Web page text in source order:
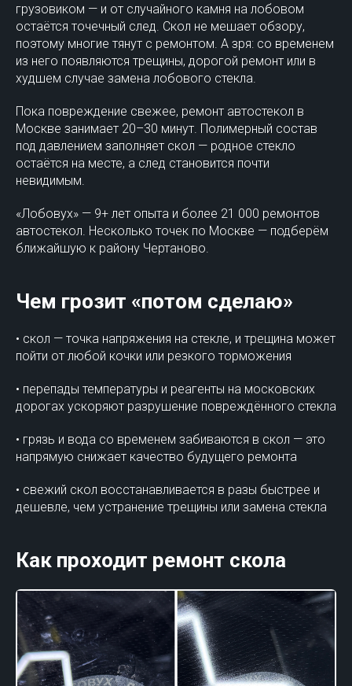
грузовиком — и от случайного камня на лобовом
остаётся точечный след. Скол не мешает обзору,
поэтому многие тянут с ремонтом. А зря: со временем
из него появляются трещины, дорогой ремонт или в
худшем случае замена лобового стекла.
Пока повреждение свежее, ремонт автостекол в
Москве занимает 20–30 минут. Полимерный состав
под давлением заполняет скол — родное стекло
остаётся на месте, а след становится почти
невидимым.
«Лобовух» — 9+ лет опыта и более 21 000 ремонтов
автостекол. Несколько точек по Москве — подберём
ближайшую к району Чертаново.
Чем грозит «потом сделаю»
• скол — точка напряжения на стекле, и трещина может
пойти от любой кочки или резкого торможения
• перепады температуры и реагенты на московских
дорогах ускоряют разрушение повреждённого стекла
• грязь и вода со временем забиваются в скол — это
напрямую снижает качество будущего ремонта
• свежий скол восстанавливается в разы быстрее и
дешевле, чем устранение трещины или замена стекла
Как проходит ремонт скола